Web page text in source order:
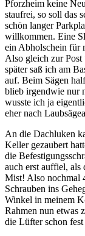
Pforzheim keine
staufrei, so soll das
schön langer
willkommen. Eine
ein Abholschein für
Also gleich zur
später saß ich am
auf. Beim Sägen
blieb irgendwie nur
wusste ich ja
eher nach
An die Dachluken
Keller gezaubert
die
auch erst auffiel, als
Mist! Also nochmal
Schrauben ins
Winkel in meinem
Rahmen nun etwas
die Lüfter schon